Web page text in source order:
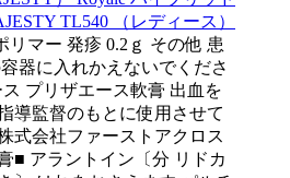
TL540 （レディース）
リマー 発疹 0.2ｇ その他 患
器に入れかえないでくださ
プリザエース軟膏 出血を
導監督のもとに使用させて
式会社ファーストアクロス
■ アラントイン〔分 リドカ